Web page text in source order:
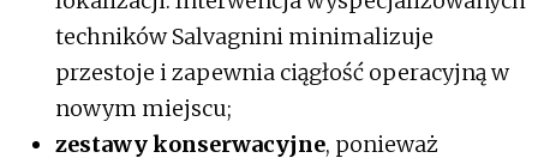
techników Salvagnini minimalizuje
przestoje i zapewnia ciągłość operacyjną w
nowym miejscu;
zestawy konserwacyjne, ponieważ